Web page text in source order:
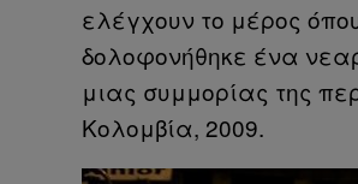
ελέγχουν το μέρος
δολοφονήθηκε ένα
μιας συμμορίας της
Κολομβία, 2009.